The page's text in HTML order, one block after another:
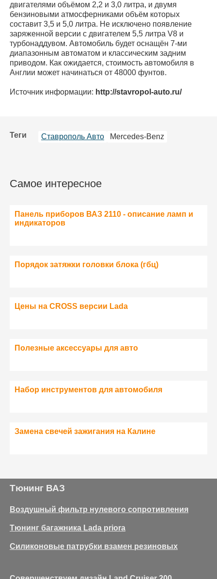
двигателями объёмом 2,2 и 3,0 литра, и двумя
бензиновыми атмосферниками объём которых
составит 3,5 и 5,0 литра. Не исключено появление
заряженной версии с двигателем 5,5 литра V8 и
турбонаддувом. Автомобиль будет оснащён 7-ми
диапазонным автоматом и классическим задним
приводом. Как ожидается, стоимость автомобиля в
Англии может начинаться от 48000 фунтов.
Источник информации: http://stavropol-auto.ru/
Теги Ставрополь Авто Mercedes-Benz
Самое интересное
Панель приборов ВАЗ 2110 - описание ламп и
индикаторов
Порядок затяжки головки блока (гбц)
Цены на CROSS версии Lada
Полезные аксессуары для авто
Набор инструментов для автомобиля
Замена свечей зажигания на Калине
Тюнинг ВАЗ
Воздушный фильтр нулевого сопротивления
Тюнинг багажника Lada priora
Силиконовые патрубки взамен резиновых